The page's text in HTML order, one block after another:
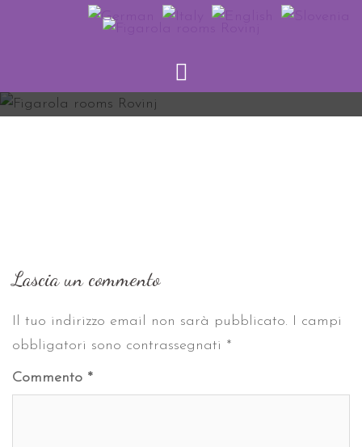
Lascia un commento
Il tuo indirizzo email non sarà pubblicato.
I campi
obbligatori sono contrassegnati *
Commento *